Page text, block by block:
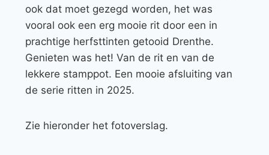
ook dat moet gezegd worden, het was
vooral ook een erg mooie rit door een in
prachtige herfsttinten getooid Drenthe.
Genieten was het! Van de rit en van de
lekkere stamppot. Een mooie afsluiting van
de serie ritten in 2025.
Zie hieronder het fotoverslag.